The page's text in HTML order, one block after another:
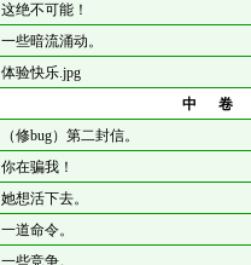
这绝不可能！
一些暗流涌动。
体验快乐.jpg
中
（修bug）第二封信。
你在骗我！
她想活下去。
一道命令。
一些竞争。